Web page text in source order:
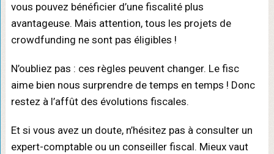
vous pouvez bénéficier d’une fiscalité plus
avantageuse. Mais attention, tous les projets de
crowdfunding ne sont pas éligibles !
N’oubliez pas : ces règles peuvent changer. Le fisc
aime bien nous surprendre de temps en temps ! Donc
restez à l’affût des évolutions fiscales.
Et si vous avez un doute, n’hésitez pas à consulter un
expert-comptable ou un conseiller fiscal. Mieux vaut